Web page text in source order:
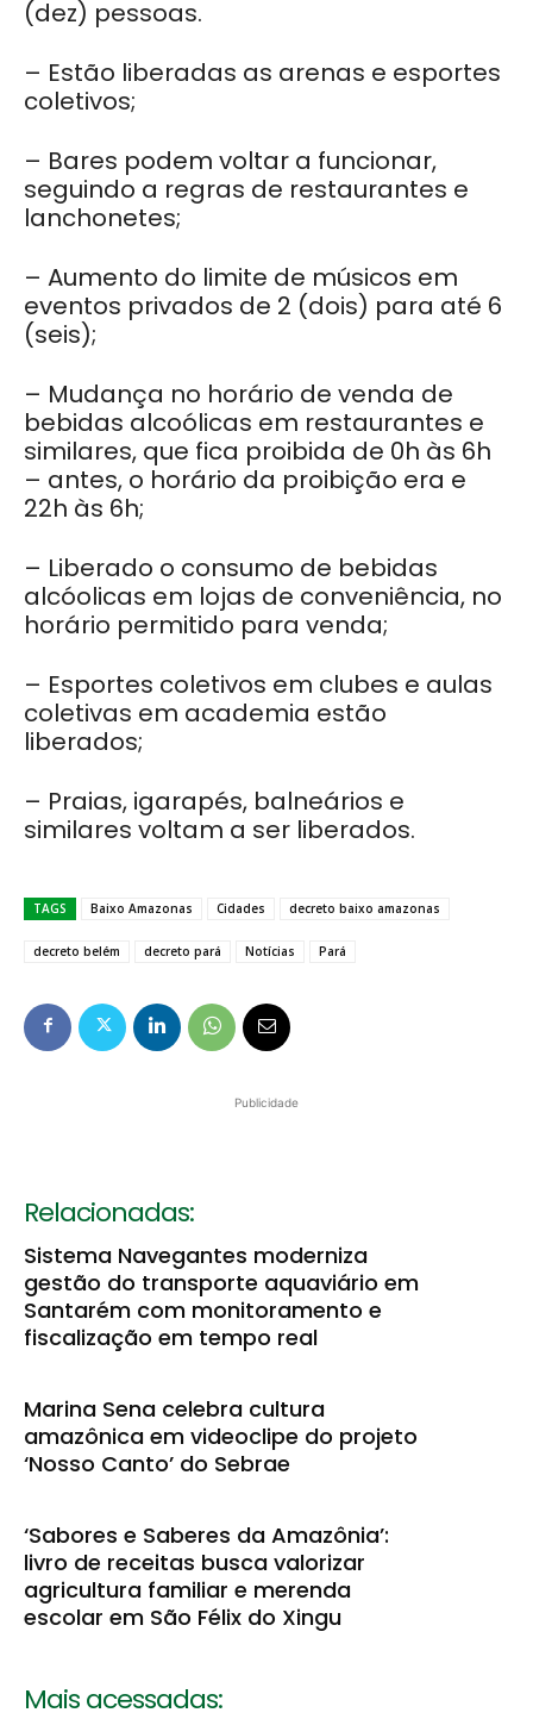
(dez) pessoas.
– Estão liberadas as arenas e esportes
coletivos;
– Bares podem voltar a funcionar,
seguindo a regras de restaurantes e
lanchonetes;
– Aumento do limite de músicos em
eventos privados de 2 (dois) para até 6
(seis);
– Mudança no horário de venda de
bebidas alcoólicas em restaurantes e
similares, que fica proibida de 0h às 6h
– antes, o horário da proibição era e
22h às 6h;
– Liberado o consumo de bebidas
alcóolicas em lojas de conveniência, no
horário permitido para venda;
– Esportes coletivos em clubes e aulas
coletivas em academia estão
liberados;
– Praias, igarapés, balneários e
similares voltam a ser liberados.
TAGS Baixo Amazonas Cidades decreto baixo amazonas
decreto belém decreto pará Notícias Pará
Publicidade
Relacionadas:
Sistema Navegantes moderniza
gestão do transporte aquaviário em
Santarém com monitoramento e
fiscalização em tempo real
Marina Sena celebra cultura
amazônica em videoclipe do projeto
‘Nosso Canto’ do Sebrae
‘Sabores e Saberes da Amazônia’:
livro de receitas busca valorizar
agricultura familiar e merenda
escolar em São Félix do Xingu
Mais acessadas: